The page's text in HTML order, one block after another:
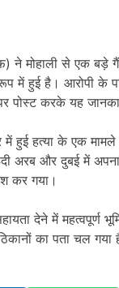
मोहाली से एक बड़े
में हुई है। आरोपी
पोस्ट करके यह
हत्या के एक मामले
अरब और दुबई में
कर गया।
देने में महत्वपूर्ण
का पता चल